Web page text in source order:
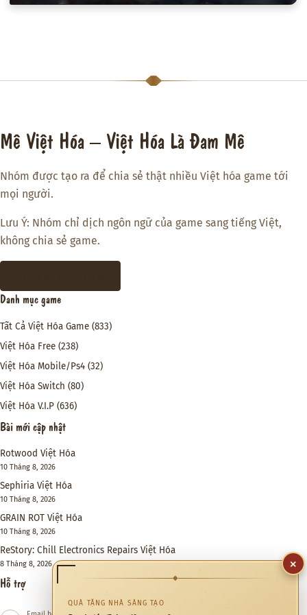
Mê Việt Hóa – Việt Hóa Là Đam Mê
Nhóm được tạo ra để chia sẻ thật nhiều Việt hóa game tới
mọi người.
Lưu Ý: Nhóm chỉ dịch ngôn ngữ của game sang tiếng Việt,
không chia sẻ game.
Danh mục game
Tất Cả Việt Hóa Game (833)
Việt Hóa Free (238)
Việt Hóa Mobile/Ps4 (32)
Việt Hóa Switch (80)
Việt Hóa V.I.P (636)
Bài mới cập nhật
Rotwood Việt Hóa
10 Tháng 8, 2026
Sephiria Việt Hóa
10 Tháng 8, 2026
GRAIN ROT Việt Hóa
10 Tháng 8, 2026
ReStory: Chill Electronics Repairs Việt Hóa
8 Tháng 8, 2026
Hỗ trợ
×
◆
QUÀ TẶNG NHÀ SÁNG TẠO